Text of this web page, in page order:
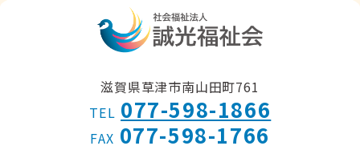
滋賀県草津市南山田町761
TEL 077-598-1866
FAX 077-598-1766